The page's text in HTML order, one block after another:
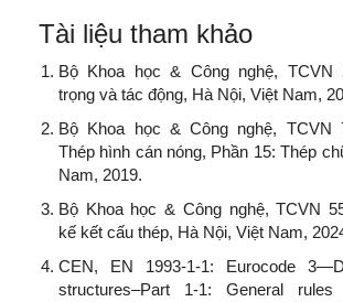
Tài liệu tham khảo
Bộ Khoa học & Công nghệ, TCVN
trọng và tác động, Hà Nội, Việt Nam,
Bộ Khoa học & Công nghệ, TCVN
Thép hình cán nóng, Phần 15: Thép
Nam, 2019.
Bộ Khoa học & Công nghệ, TCVN
kế kết cấu thép, Hà Nội, Việt Nam,
CEN, EN 1993-1-1: Eurocode
structures–Part 1-1: General